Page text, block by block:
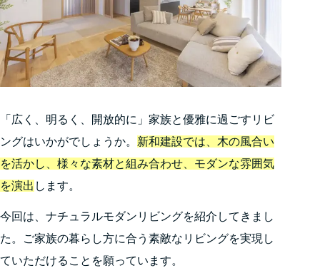
「広く、明るく、開放的に」家族と優雅に過ごすリビ
ングはいかがでしょうか。 新和建設では、木の風合い
を活かし、様々な素材と組み合わせ、モダンな雰囲気
を演出 します。
今回は、ナチュラルモダンリビングを紹介してきまし
た。ご家族の暮らし方に合う素敵なリビングを実現し
ていただけることを願っています。